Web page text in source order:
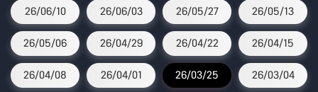
26/06/10 26/06/03 26/05/27 26/05/13
26/05/06 26/04/29 26/04/22 26/04/15
26/04/08 26/04/01 26/03/25 26/03/04